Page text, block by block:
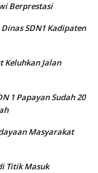
Berprestasi
SDN1 Kadipaten
Keluhkan Jalan
1 Papayan Sudah 20
Masyarakat
Titik Masuk